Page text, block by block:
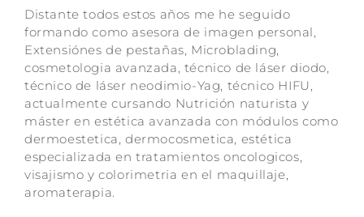
Distante todos estos años me he seguido
formando como asesora de imagen personal,
Extensiónes de pestañas, Microblading,
cosmetologia avanzada, técnico de láser diodo,
técnico de láser neodimio-Yag, técnico HIFU,
actualmente cursando Nutrición naturista y
máster en estética avanzada con módulos como
dermoestetica, dermocosmetica, estética
especializada en tratamientos oncologicos,
visajismo y colorimetria en el maquillaje,
aromaterapia.